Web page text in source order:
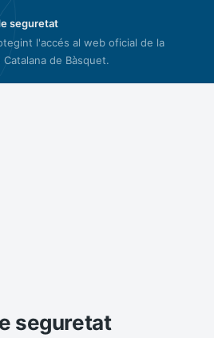
seguretat
l'accés al web oficial de la
Catalana de Bàsquet.
seguretat